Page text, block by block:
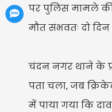
पर पुलिस मामले की
मौत संभवतः दो
चंदन नगर थाने के
पता चला, जब
में पाया गया कि